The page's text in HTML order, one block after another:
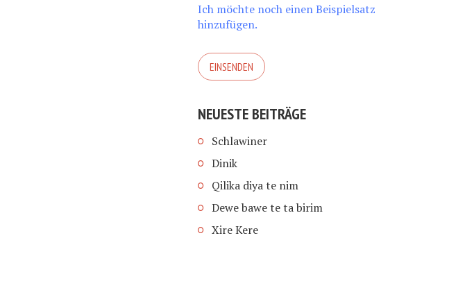
Ich möchte noch einen Beispielsatz
hinzufügen.
NEUESTE BEITRÄGE
Schlawiner
Dinik
Qilika diya te nim
Dewe bawe te ta birim
Xire Kere